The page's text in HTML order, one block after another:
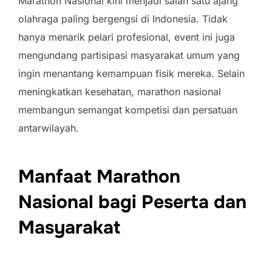
olahraga paling bergengsi di Indonesia. Tidak
hanya menarik pelari profesional, event ini juga
mengundang partisipasi masyarakat umum yang
ingin menantang kemampuan fisik mereka. Selain
meningkatkan kesehatan, marathon nasional
membangun semangat kompetisi dan persatuan
antarwilayah.
Manfaat Marathon
Nasional bagi Peserta dan
Masyarakat